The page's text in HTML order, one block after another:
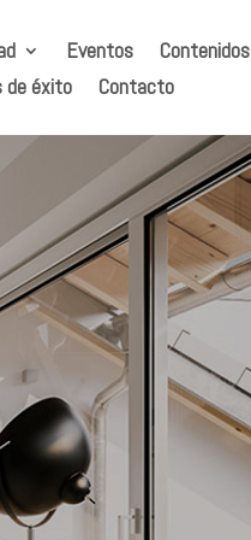
Eventos Contenidos
de éxito
Contacto